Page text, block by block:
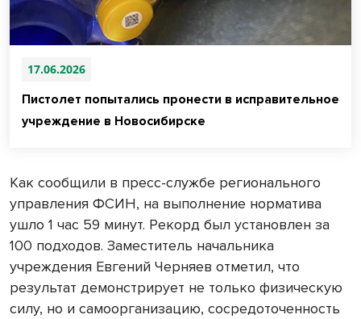
17.06.2026
Пистолет попытались пронести в исправительное
учреждение в Новосибирске
Как сообщили в пресс-службе регионального
управления ФСИН, на выполнение норматива
ушло 1 час 59 минут. Рекорд был установлен за
100 подходов. Заместитель начальника
учреждения Евгений Черняев отметил, что
результат демонстрирует не только физическую
силу, но и самоорганизацию, сосредоточенность